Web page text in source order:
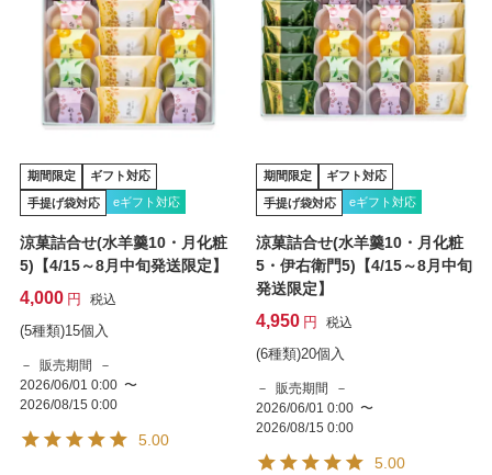
期間限定 ギフト対応
手提げ袋対応 eギフト対応
涼菓詰合せ(水羊羹10・月化粧
5)【4/15～8月中旬発送限定】
4,000 税込
(5種類)15個入
販売期間
2026/06/01 0:00 〜
2026/08/15 0:00
5.00
期間限定 ギフト対応
手提げ袋対応 eギフト対応
涼菓詰合せ(水羊羹10・月化粧
5・伊右衛門5)【4/15～8月中旬
発送限定】
4,950 税込
(6種類)20個入
販売期間
2026/06/01 0:00 〜
2026/08/15 0:00
5.00